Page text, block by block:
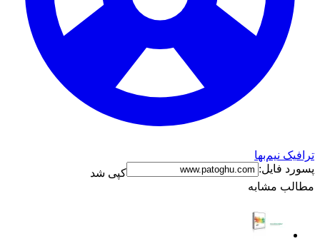
ترافیک نیم‌بها
پسورد فایل:
کپی شد
مطالب مشابه